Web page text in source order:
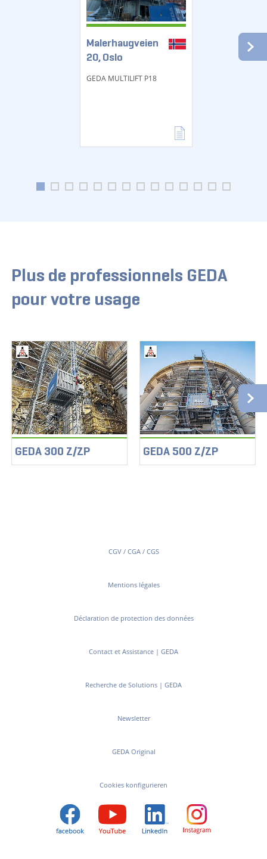
Malerhaugveien
20, Oslo
GEDA MULTILIFT P18
Plus de professionnels GEDA
pour votre usage
GEDA 300 Z/ZP GEDA 500 Z/ZP
CGV / CGA / CGS
Mentions légales
Déclaration de protection des données
Contact et Assistance | GEDA
Recherche de Solutions | GEDA
Newsletter
GEDA Original
Cookies konfigurieren